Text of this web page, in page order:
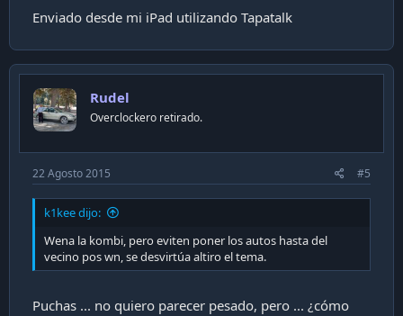
Enviado desde mi iPad utilizando Tapatalk
Rudel
Overclockero retirado.
22 Agosto 2015 #5
k1kee dijo:
Wena la kombi, pero eviten poner los autos hasta del
vecino pos wn, se desvirtúa altiro el tema.
Puchas ... no quiero parecer pesado, pero ... ¿cómo